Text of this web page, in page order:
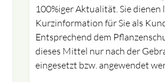
100%iger Aktualität. Sie dienen
Kurzinformation für Sie als
Entsprechend dem
dieses Mittel nur nach der
eingesetzt bzw. angewendet